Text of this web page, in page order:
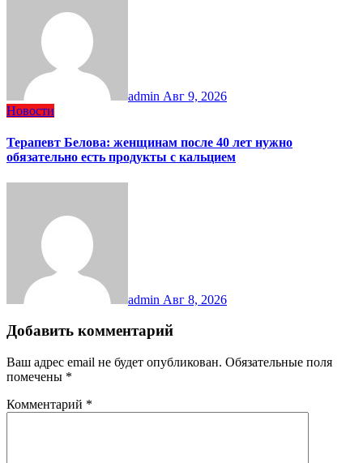
admin Авг 9, 2026
Новости
Терапевт Белова: женщинам после 40 лет нужно
обязательно есть продукты с кальцием
admin Авг 8, 2026
Добавить комментарий
Ваш адрес email не будет опубликован. Обязательные поля
помечены *
Комментарий *